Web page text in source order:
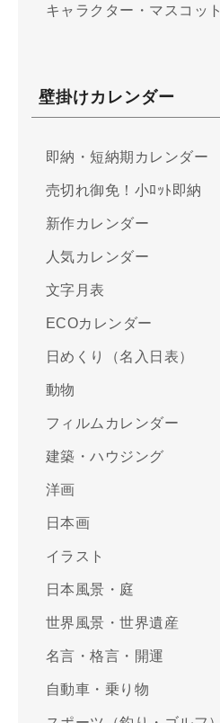
キャラクター・マスコット
壁掛けカレンダー
即納・短納期カレンダー
売切れ御免！小ﾛｯﾄ即納
新作カレンダー
人気カレンダー
文字月表
ECOカレンダー
日めくり（名入日表）
動物
フィルムカレンダー
建築・ハウジング
洋画
日本画
イラスト
日本風景・庭
世界風景・世界遺産
名言・格言・開運
自動車・乗り物